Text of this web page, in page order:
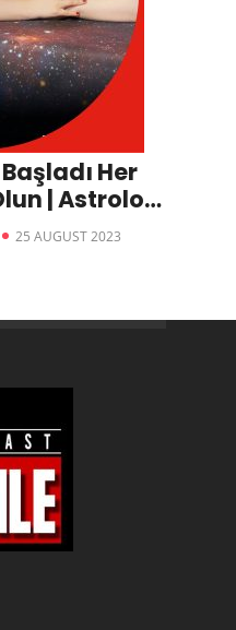
Her
| Astrolog
25 AUGUST 2023